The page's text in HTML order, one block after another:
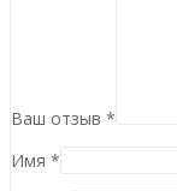
Ваш отзыв *
Имя *